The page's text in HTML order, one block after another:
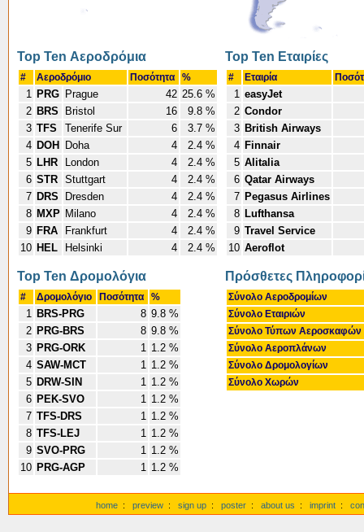
Top Ten Αεροδρόμια
# Αεροδρόμιο Ποσότητα %
1 PRG Prague 42 25.6 %
2 BRS Bristol 16
9.8 %
3 TFS Tenerife Sur 6
3.7 %
4 DOH Doha 4
2.4 %
5 LHR London 4
2.4 %
6 STR Stuttgart 4
2.4 %
7 DRS Dresden 4
2.4 %
8 MXP Milano 4
2.4 %
9 FRA Frankfurt 4
2.4 %
10 HEL Helsinki 4 2.4 %
Top Ten Εταιρίες
# Εταιρία
1 easyJet
2 Condor
3 British Airways
4 Finnair
5 Alitalia
6 Qatar Airways
7 Pegasus Airlines
8 Lufthansa
9 Travel Service
10 Aeroflot
Top Ten Δρομολόγια
# Δρομολόγιο Ποσότητα %
1 BRS-PRG 8 9.8 %
2 PRG-BRS 8 9.8 %
3 PRG-ORK 1 1.2 %
4 SAW-MCT 1 1.2 %
5 DRW-SIN 1 1.2 %
6 PEK-SVO 1 1.2 %
7 TFS-DRS 1 1.2 %
8 TFS-LEJ 1 1.2 %
9 SVO-PRG 1 1.2 %
10 PRG-AGP 1 1.2 %
Πρόσθετες
Σύνολο Αεροδρομίων
Σύνολο Εταιριών
Σύνολο Τύπων Αεροσκαφών
Σύνολο Αεροπλάνων
Σύνολο Δρομολογίων
Σύνολο Χωρών
home : preview : sign up : poster : about us : imprint :